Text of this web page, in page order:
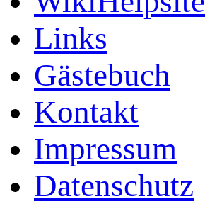
Links
Gästebuch
Kontakt
Impressum
Datenschutz